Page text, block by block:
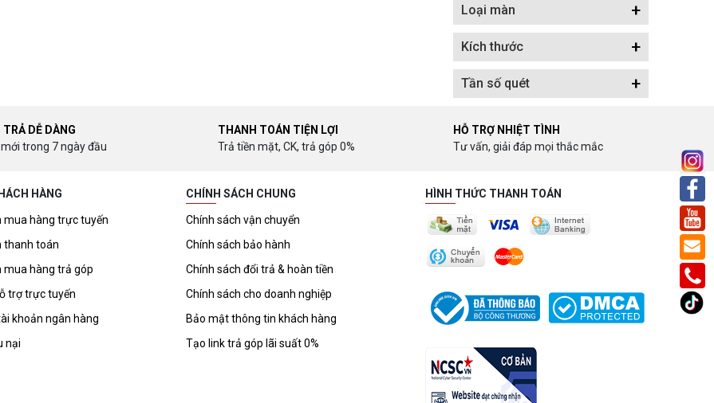
Loại màn +
Kích thước +
Tần số quét +
TRẢ DỄ DÀNG
trong 7 ngày đầu
THANH TOÁN TIỆN LỢI
Trả tiền mặt, CK, trả góp 0%
HỖ TRỢ NHIỆT TÌNH
Tư vấn, giải đáp mọi thắc mắc
HÀNG
mua hàng trực tuyến
thanh toán
mua hàng trả góp
trợ trực tuyến
khoản ngân hàng
nại
CHÍNH SÁCH CHUNG
Chính sách vận chuyển
Chính sách bảo hành
Chính sách đổi trả & hoàn tiền
Chính sách cho doanh nghiệp
Bảo mật thông tin khách hàng
Tạo link trả góp lãi suất 0%
HÌNH THỨC THANH TOÁN